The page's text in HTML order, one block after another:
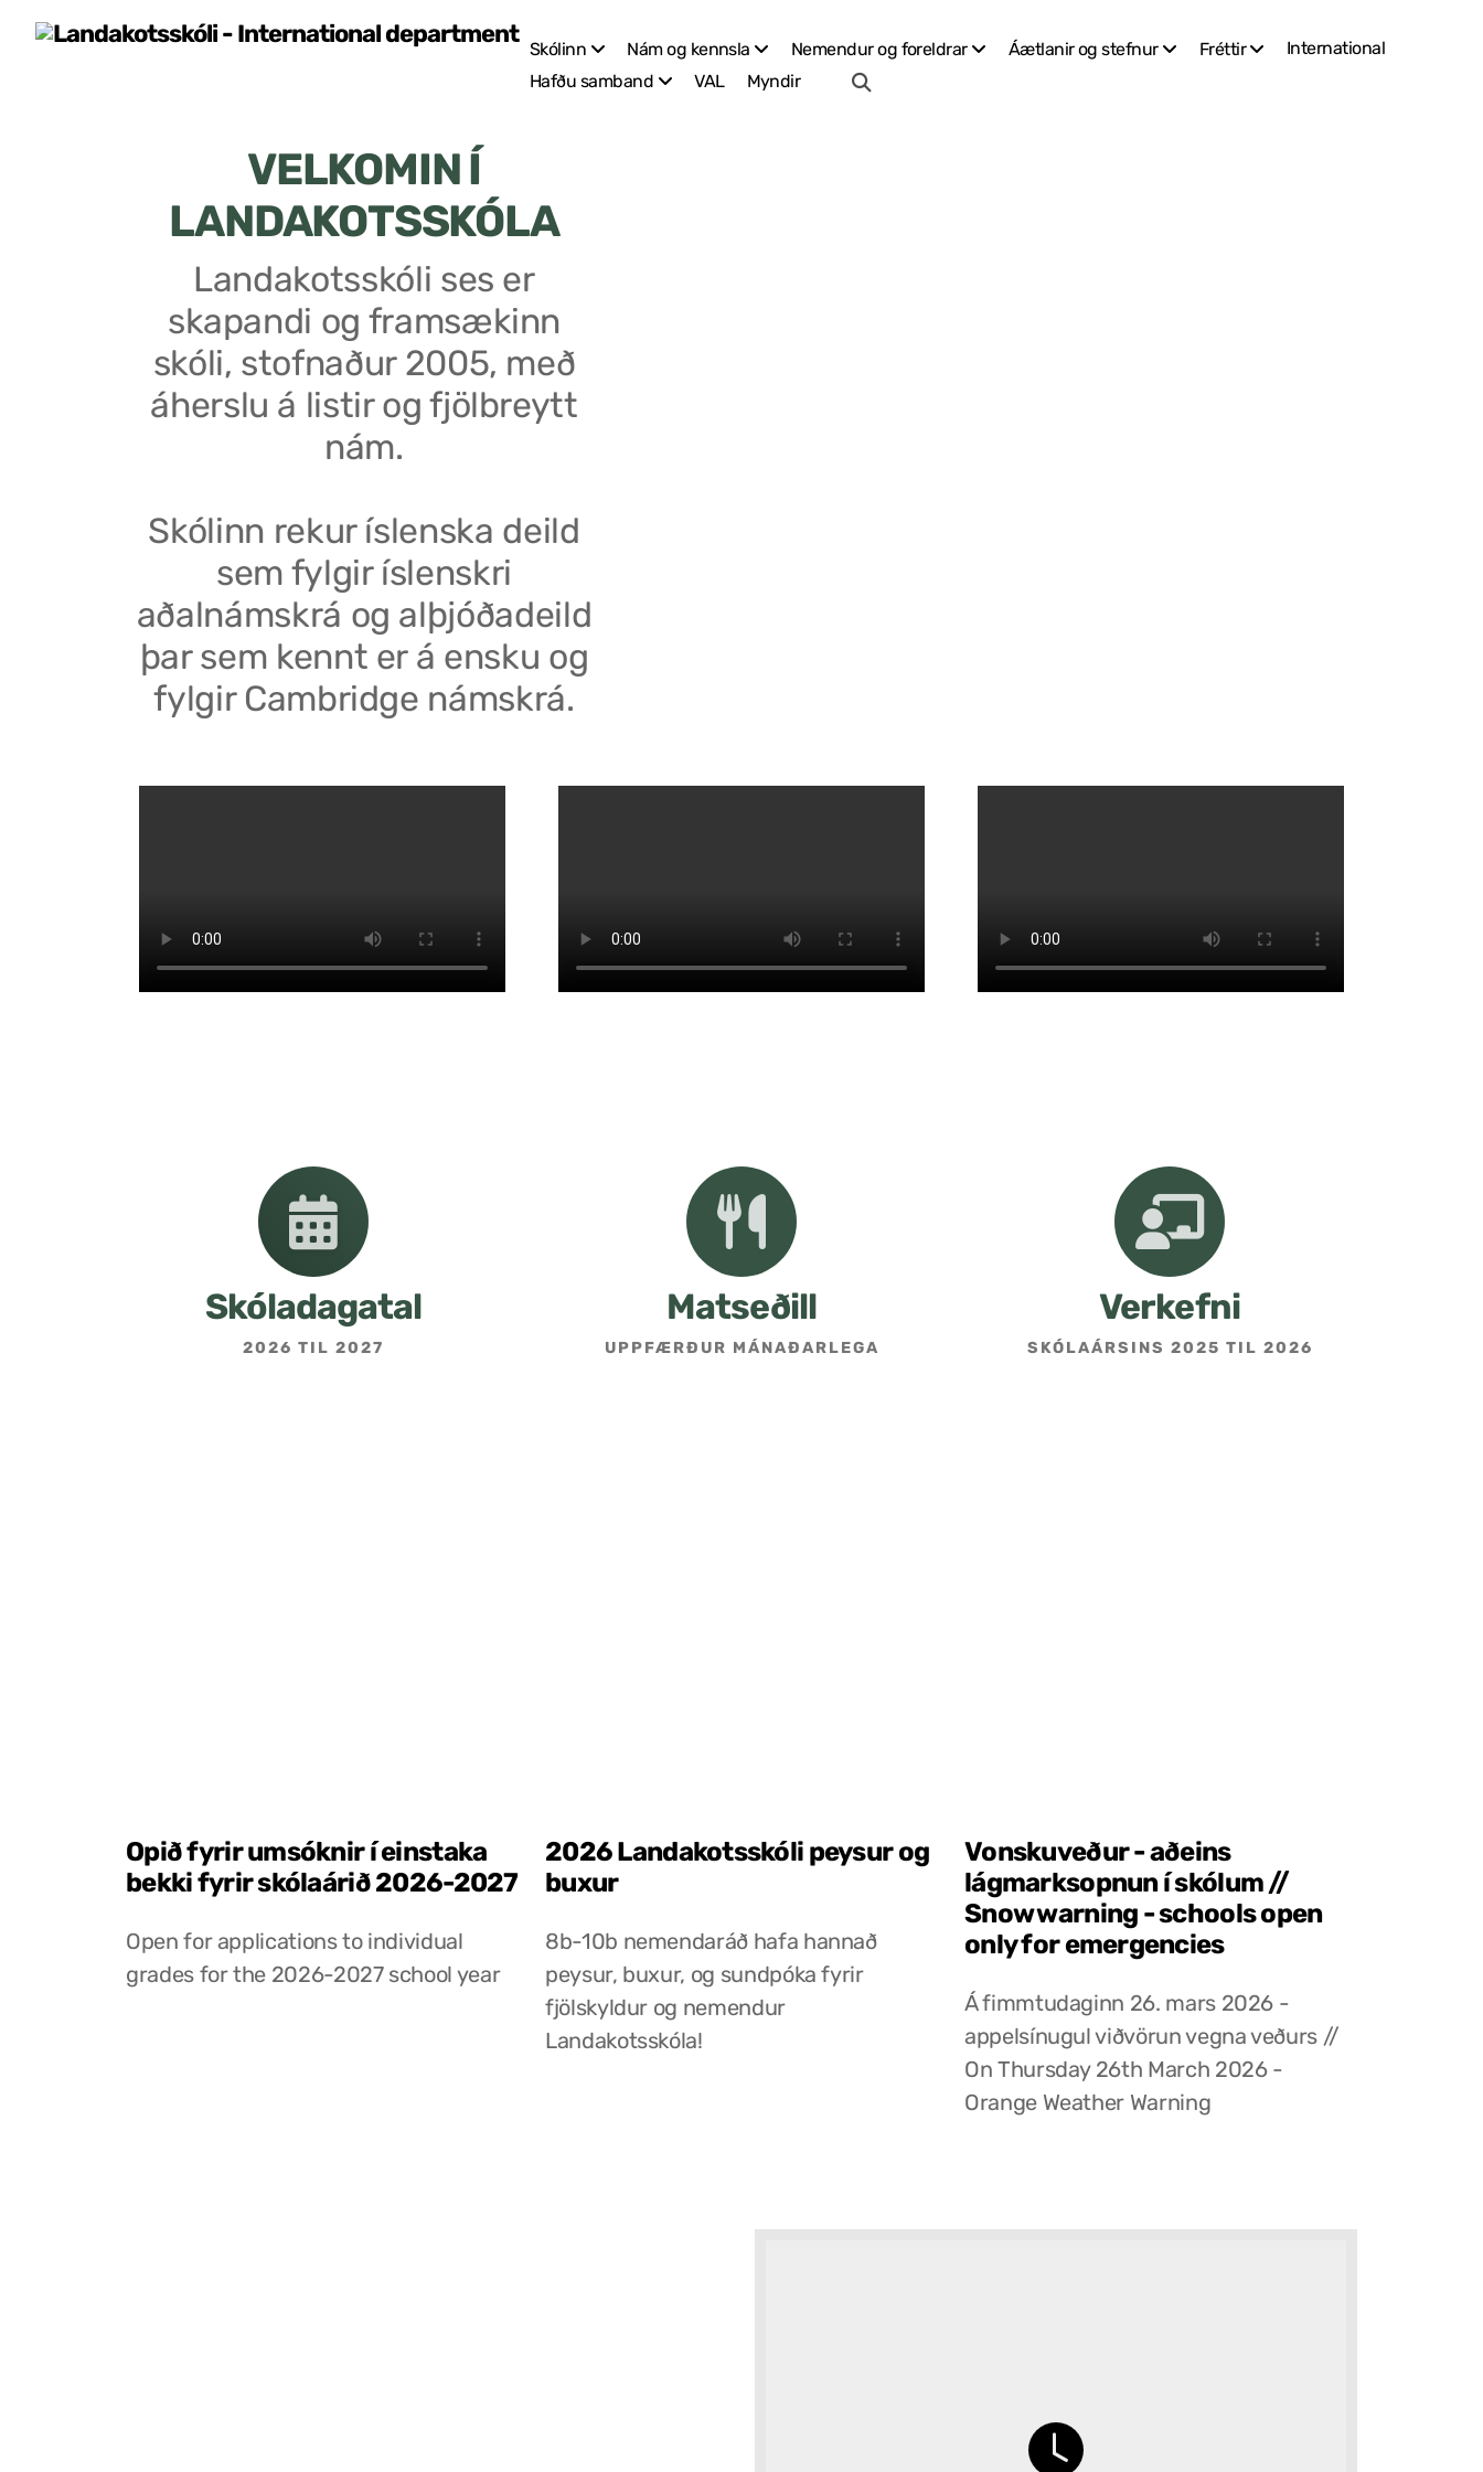
Skólinn Nám og kennsla Nemendur og foreldrar Áætlanir og stefnur Fréttir
International
Hafðu samband
VAL Myndir
VELKOMIN Í
LANDAKOTSSKÓLA
Landakotsskóli ses er
skapandi og framsækinn
skóli, stofnaður 2005, með
áherslu á listir og fjölbreytt
nám.
Skólinn rekur íslenska deild
sem fylgir íslenskri
aðalnámskrá og alþjóðadeild
þar sem kennt er á ensku og
fylgir Cambridge námskrá.
Skóladagatal
2026 TIL 2027
Matseðill
UPPFÆRÐUR MÁNAÐARLEGA
Verkefni
SKÓLAÁRSINS 2025 TIL 2026
Opið fyrir umsóknir í einstaka
bekki fyrir skólaárið 2026-2027
Open for applications to individual
grades for the 2026-2027 school year
2026 Landakotsskóli peysur og
buxur
8b-10b nemendaráð hafa hannað
peysur, buxur, og sundpóka fyrir
fjölskyldur og nemendur
Landakotsskóla!
Vonskuveður - aðeins
lágmarksopnun í skólum //
Snow warning - schools open
only for emergencies
Á fimmtudaginn 26. mars 2026 -
appelsínugul viðvörun vegna veðurs //
On Thursday 26th March 2026 -
Orange Weather Warning